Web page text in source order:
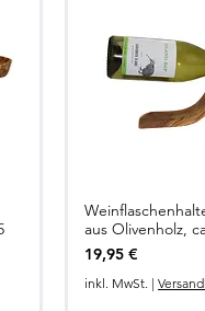
aus Olivenholz,
Preis
19,95 €
inkl. MwSt. |